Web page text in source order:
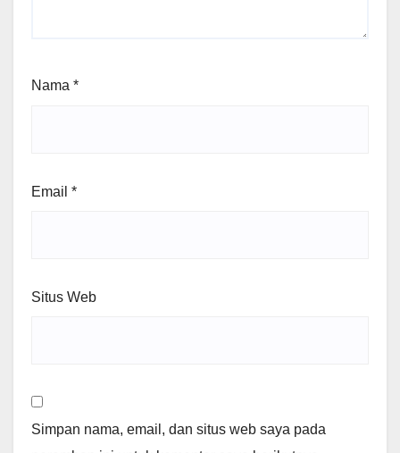
Nama *
Email *
Situs Web
Simpan nama, email, dan situs web saya pada